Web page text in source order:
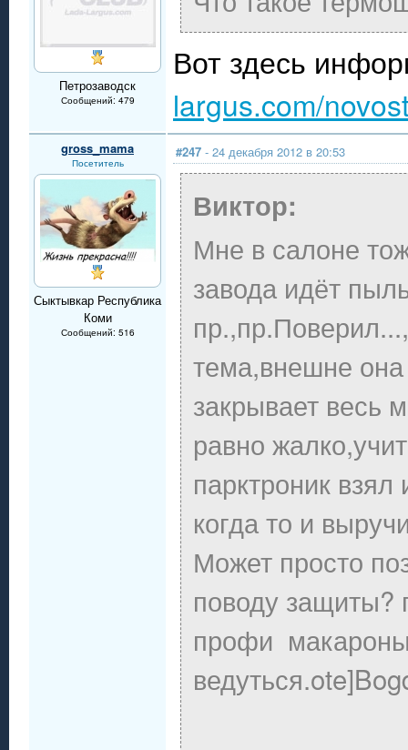
Петрозаводск
Сообщений: 479
Вот здесь
largus.com/
gross_mama
Посетитель
Сыктывкар Республика
Коми
Сообщений: 516
#247 - 24 декабря 2012 в 20:53
Виктор:
Мне в салоне
завода идёт
тема,внешне
закрывает весь
равно
парктроник
когда то и
Может просто
поводу защиты?
профи